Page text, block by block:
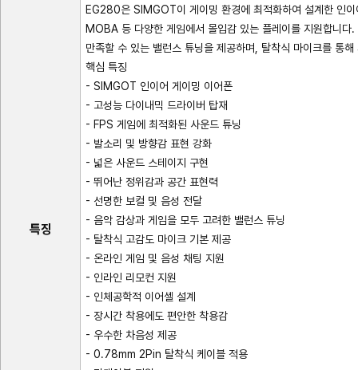
특징
EG280은 SIMGOT이 게이밍 환경에 최적화하여 설계한 인
MOBA 등 다양한 게임에서 몰입감 있는 플레이를 지원합니
만족할 수 있는 밸런스 튜닝을 제공하며, 탈착식 마이크를 통
핵심 특징
- SIMGOT 인이어 게이밍 이어폰
- 고성능 다이내믹 드라이버 탑재
- FPS 게임에 최적화된 사운드 튜닝
- 발소리 및 방향감 표현 강화
- 넓은 사운드 스테이지 구현
- 뛰어난 정위감과 공간 표현력
- 선명한 보컬 및 음성 전달
- 음악 감상과 게임을 모두 고려한 밸런스 튜닝
- 탈착식 고감도 마이크 기본 제공
- 온라인 게임 및 음성 채팅 지원
- 인라인 리모컨 지원
- 인체공학적 이어셸 설계
- 장시간 착용에도 편안한 착용감
- 우수한 차음성 제공
- 0.78mm 2Pin 탈착식 케이블 적용